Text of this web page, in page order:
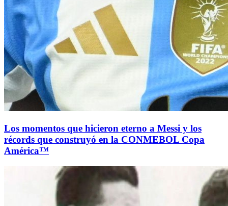
Los momentos que hicieron eterno a Messi y los
récords que construyó en la CONMEBOL Copa
América™